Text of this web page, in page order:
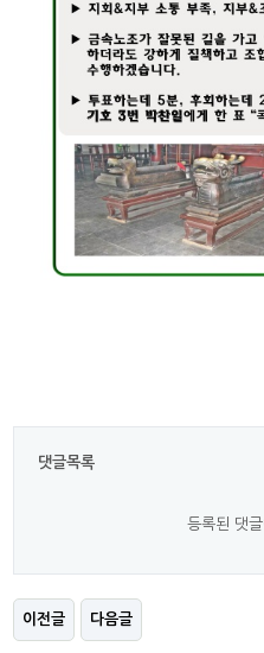
댓글목록
등록된 댓
이전글 다음글